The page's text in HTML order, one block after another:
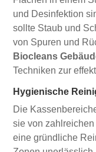
und Desinfektion
sollte Staub und
von Spuren und
Biocleans
Techniken zur
Hygienische
Die
sie von
eine gründliche